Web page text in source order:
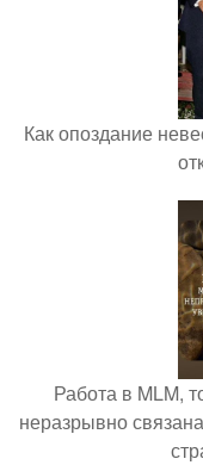
Как опоздание
Работа в MLM,
неразрывно